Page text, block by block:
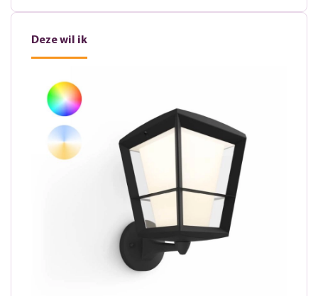
Deze wil ik